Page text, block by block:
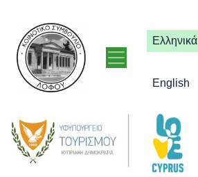
Ελληνικά
English